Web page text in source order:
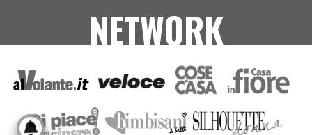
NETWORK